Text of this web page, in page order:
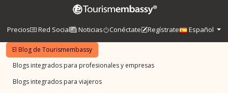
Precios Red Social Noticias Conéctate Regístrate Español
El Blog de Tourismembassy
Blogs integrados para profesionales y empresas
Blogs integrados para viajeros